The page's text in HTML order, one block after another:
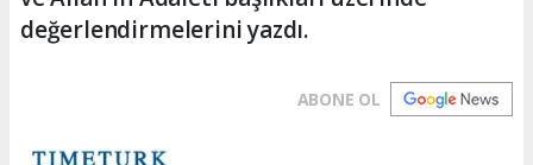
değerlendirmelerini yazdı.
ABONE OL